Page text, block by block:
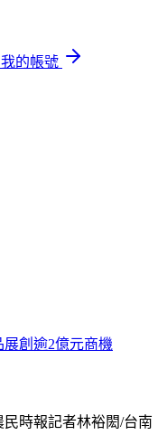
我的帳號
創逾2億元商機
民時報記者林裕閎/台南